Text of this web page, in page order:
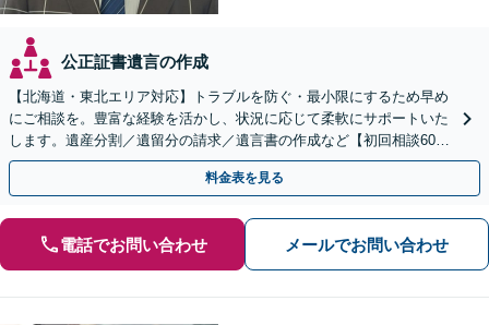
公正証書遺言の作成
【北海道・東北エリア対応】トラブルを防ぐ・最小限にするため早め
にご相談を。豊富な経験を活かし、状況に応じて柔軟にサポートいた
します。遺産分割／遺留分の請求／遺言書の作成など【初回相談60分
無料】【オンライン相談可能】
料金表を見る
電話でお問い合わせ メールでお問い合わせ